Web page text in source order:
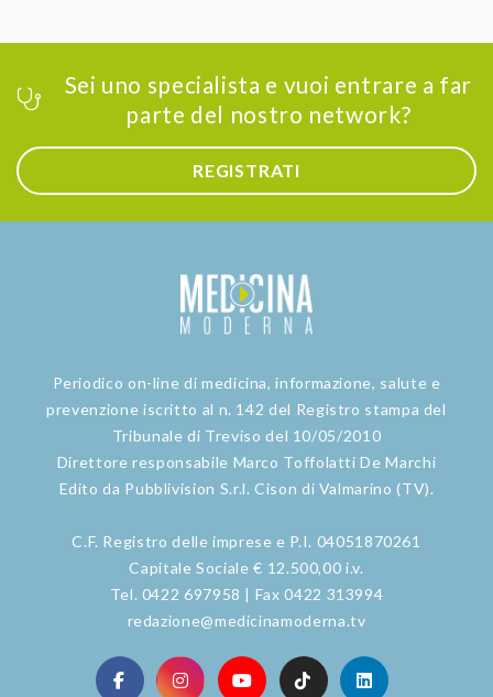
Sei uno specialista e vuoi entrare a far
parte del nostro network?
REGISTRATI
Periodico on-line di medicina, informazione, salute e
prevenzione iscritto al n. 142 del Registro stampa del
Tribunale di Treviso del 10/05/2010
Direttore responsabile Marco Toffolatti De Marchi
Edito da Pubblivision S.r.l. Cison di Valmarino (TV).
C.F. Registro delle imprese e P.I. 04051870261
Capitale Sociale € 12.500,00 i.v.
Tel. 0422 697958 | Fax 0422 313994
redazione@medicinamoderna.tv